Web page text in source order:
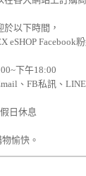
以下時間，
eSHOP
下午18:00
、FB私訊、
日休息
物愉快。